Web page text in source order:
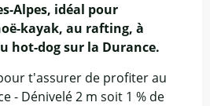
Alpes, idéal pour
kayak, au rafting, à
hot-dog sur la Durance.
t'assurer de profiter au
- Dénivelé 2 m soit 1 % de